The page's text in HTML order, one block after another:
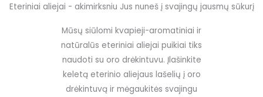
Eteriniai aliejai - akimirksniu Jus nuneš į svajingų jausmų sūkurį
Mūsų siūlomi kvapieji-aromatiniai ir
natūralūs eteriniai aliejai puikiai tiks
naudoti su oro drėkintuvu. Įlašinkite
keletą eterinio aliejaus lašelių į oro
drėkintuvą ir mėgaukitės svajingu